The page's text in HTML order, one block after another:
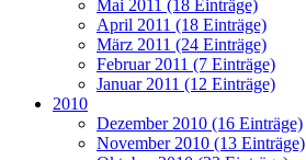
Mai 2011 (18 Einträge)
April 2011 (18 Einträge)
März 2011 (24 Einträge)
Februar 2011 (7 Einträge)
Januar 2011 (12 Einträge)
2010
Dezember 2010 (16 Einträge)
November 2010 (13 Einträge)